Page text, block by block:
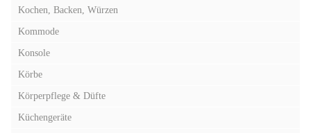
Kochen, Backen, Würzen
Kommode
Konsole
Körbe
Körperpflege & Düfte
Küchengeräte